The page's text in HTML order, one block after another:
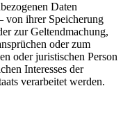
Daten
von ihrer Speicherung
zur Geltendmachung,
oder zum
oder juristischen Person
Interesses der
verarbeitet werden.